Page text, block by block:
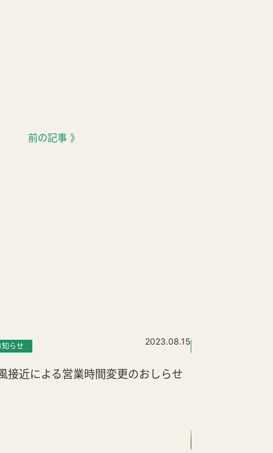
前の記事 》
知らせ 2023.08.15
接近による営業時間変更のおしらせ